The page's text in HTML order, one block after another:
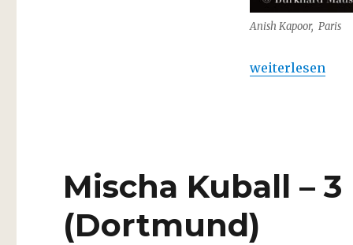
Anish Kapoor, Paris
„Anish Kapoor
weiterlesen
Mischa Kuball –
(Dortmund)